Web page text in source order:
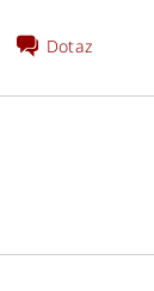
Dotaz